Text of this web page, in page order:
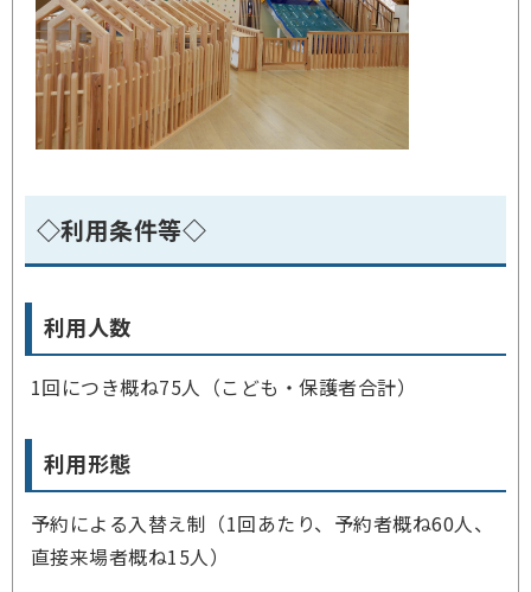
◇利用条件等◇
利用人数
1回につき概ね75人（こども・保護者合計）
利用形態
予約による入替え制（1回あたり、予約者概ね60人、
直接来場者概ね15人）